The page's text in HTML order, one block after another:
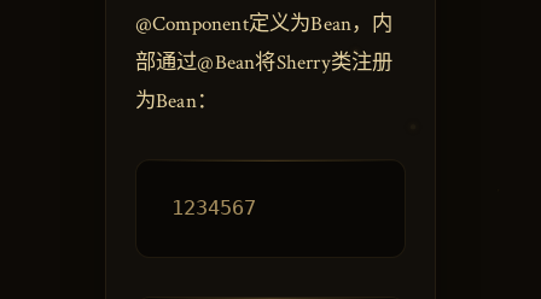
@Component定义为Bean，内
部通过@Bean将Sherry类注册
为Bean：